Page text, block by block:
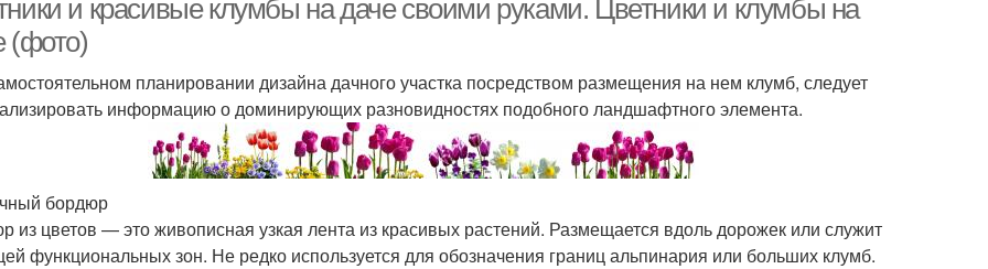
и красивые клумбы на даче своими руками. Цветники и клумбы на
(фото)
планировании дизайна дачного участка посредством размещения на нем клумб, следует
информацию о доминирующих разновидностях подобного ландшафтного элемента.
бордюр
из цветов — это живописная узкая лента из красивых растений. Размещается вдоль дорожек или служит
функциональных зон. Не редко используется для обозначения границ альпинария или больших клумб.